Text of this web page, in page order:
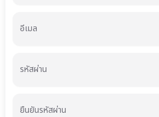
อีเมล
รหัสผ่าน
ยืนยันรหัสผ่าน